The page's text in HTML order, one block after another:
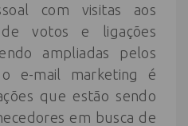
com visitas aos
votos e ligações
ampliadas pelos
e-mail marketing é
que estão sendo
em busca de